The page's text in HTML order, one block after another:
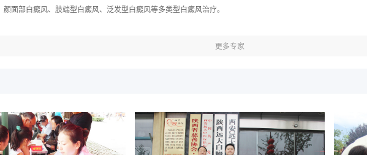
颜面部白癜风、肢端型白癜风、泛发型白癜风等多类型白癜风治疗。
更多专家